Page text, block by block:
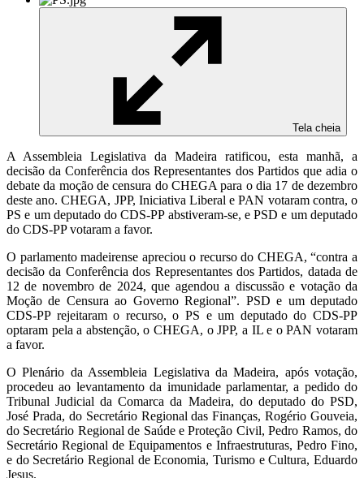
Tela cheia
A Assembleia Legislativa da Madeira ratificou, esta manhã, a
decisão da Conferência dos Representantes dos Partidos que adia o
debate da moção de censura do CHEGA para o dia 17 de dezembro
deste ano. CHEGA, JPP, Iniciativa Liberal e PAN votaram contra, o
PS e um deputado do CDS-PP abstiveram-se, e PSD e um deputado
do CDS-PP votaram a favor.
O parlamento madeirense apreciou o recurso do CHEGA, “contra a
decisão da Conferência dos Representantes dos Partidos, datada de
12 de novembro de 2024, que agendou a discussão e votação da
Moção de Censura ao Governo Regional”. PSD e um deputado
CDS-PP rejeitaram o recurso, o PS e um deputado do CDS-PP
optaram pela a abstenção, o CHEGA, o JPP, a IL e o PAN votaram
a favor.
O Plenário da Assembleia Legislativa da Madeira, após votação,
procedeu ao levantamento da imunidade parlamentar, a pedido do
Tribunal Judicial da Comarca da Madeira, do deputado do PSD,
José Prada, do Secretário Regional das Finanças, Rogério Gouveia,
do Secretário Regional de Saúde e Proteção Civil, Pedro Ramos, do
Secretário Regional de Equipamentos e Infraestruturas, Pedro Fino,
e do Secretário Regional de Economia, Turismo e Cultura, Eduardo
Jesus.